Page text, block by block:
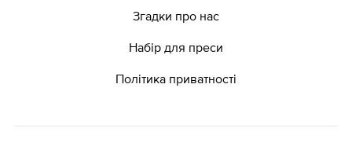
Згадки про нас
Набір для преси
Політика приватності